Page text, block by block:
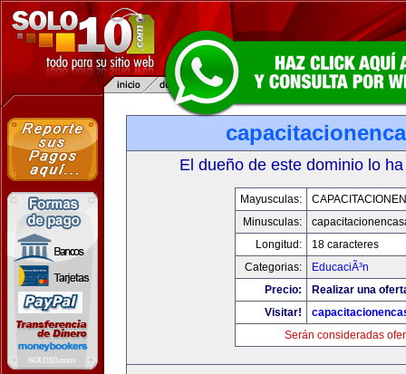
El dueño de este dominio lo
Mayusculas:
Minusculas:
Longitud:
18 caracteres
Categorias:
EducaciÃ³n
Precio:
Realizar una
Visitar!
Serán consideradas